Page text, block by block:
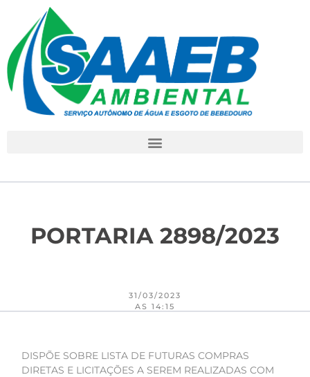
PORTARIA 2898/2023
31/03/2023
AS 14:15
DISPÕE SOBRE LISTA DE FUTURAS COMPRAS
DIRETAS E LICITAÇÕES A SEREM REALIZADAS COM